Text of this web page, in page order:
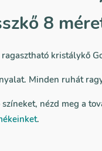
8
kristálykő
Minden ruhát
nézd meg a
.